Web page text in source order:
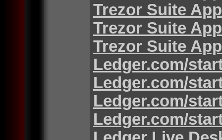
Trezor Suite App
Trezor Suite App
Trezor Suite App
Ledger.com/
Ledger.com/
Ledger.com/
Ledger.com/